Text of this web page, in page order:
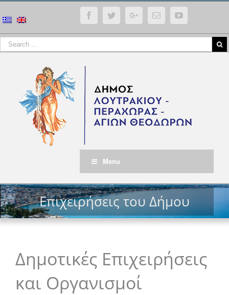
FacebookTwitterGoogle+Email YouTube
Menu
Επιχειρήσεις του Δήμου
Δημοτικές Επιχειρήσεις
και Οργανισμοί